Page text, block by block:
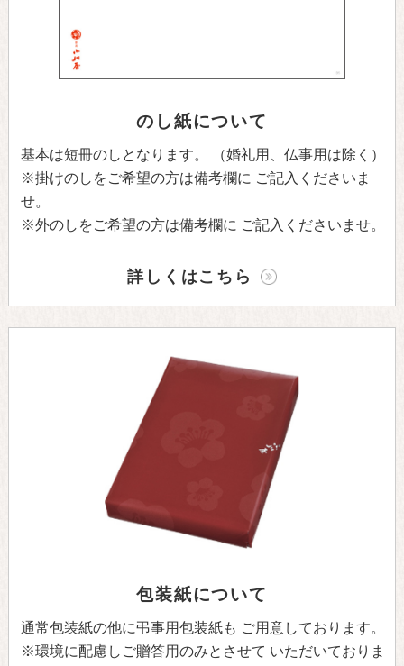
のし紙について
基本は短冊のしとなります。
（婚礼用、仏事用は除く）
※掛けのしをご希望の方は備考欄に ご記入くださいま
せ。
※外のしをご希望の方は備考欄に ご記入くださいませ。
詳しくはこちら
包装紙について
通常包装紙の他に弔事用包装紙も ご用意しております。
※環境に配慮しご贈答用のみとさせて いただいておりま